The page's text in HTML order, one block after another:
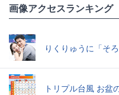
画像アクセスランキング
りくりゅうに「そ
トリプル台風 お盆